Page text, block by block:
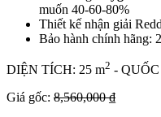
muốn 40-60-80%
Thiết kế nhận giải
Bảo hành chính hãng:
DIỆN TÍCH: 25 m2 -
Giá gốc: 8,560,000 ₫